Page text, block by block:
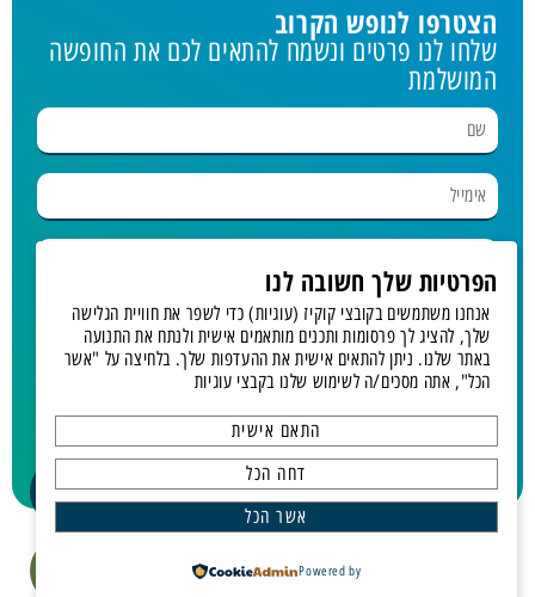
הצטרפו לנופש הקרוב
שלחו לנו פרטים ונשמח להתאים לכם את החופשה
המושלמת
בחר נופש
מאשר.ת קבלת דיוור
תחזרו אלי!
כל הזכויות שמורות לגלים תיירות ונופש | © פיתוח ועיצוב GALAXY
הפרטיות שלך חשובה לנו
אנחנו משתמשים בקובצי קוקיז (עוגיות) כדי לשפר את חוויית הגלישה
שלך, להציג לך פרסומות ותכנים מותאמים אישית ולנתח את התנועה
באתר שלנו. ניתן להתאים אישית את ההעדפות שלך. בלחיצה על "אשר
הכל", אתה מסכים/ה לשימוש שלנו בקבצי עוגיות
התאם אישית
דחה הכל
אשר הכל
Powered by